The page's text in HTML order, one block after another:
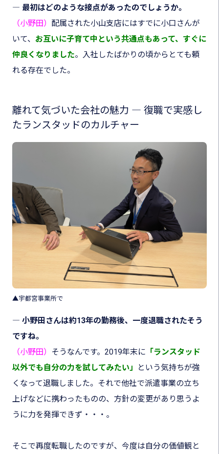
― 最初はどのような接点があったのでしょうか。
（小野田） 配属された小山支店にはすでに小口さんが
いて、 お互いに子育て中という共通点もあって、すぐに
仲良くなりました。入社したばかりの頃からとても頼
れる存在でした。
離れて気づいた会社の魅力 ― 復職で実感し
たランスタッドのカルチャー
▲宇都宮事業所で
― 小野田さんは約13年の勤務後、一度退職されたそう
ですね。
（小野田） そうなんです。2019年末に 「ランスタッド
以外でも自分の力を試してみたい」
という気持ちが強
くなって退職しました。それで他社で派遣事業の立ち
上げなどに携わったものの、方針の変更があり思うよ
うに力を発揮できず・・・。
そこで再度転職したのですが、今度は自分の価値観と